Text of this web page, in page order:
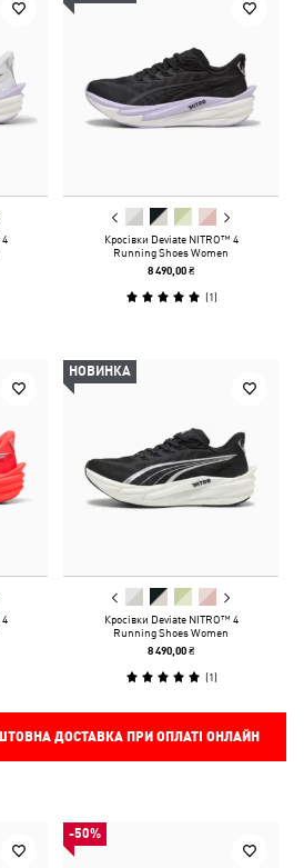
Кросівки Deviate NITRO™ 4
Running Shoes Women
8 490,00 ₴
(1)
НОВИНКА
Кросівки Deviate NITRO™ 4
Running Shoes Women
8 490,00 ₴
(1)
ДОСТАВКА ПРИ ОПЛАТІ ОНЛАЙН
-50%